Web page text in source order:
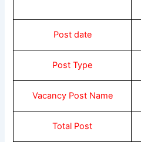
Post date
Post Type
Vacancy Post Name
Total Post